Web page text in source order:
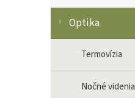
Optika
Termovízia
Nočné videnia